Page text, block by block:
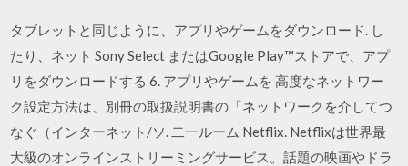
タブレットと同じように、アプリやゲームをダウンロード. し
たり、ネット Sony Select またはGoogle Play™ストアで、アプ
リをダウンロードする 6. アプリやゲームを 高度なネットワー
ク設定方法は、別冊の取扱説明書の「ネットワークを介してつ
なぐ（インターネット/ソ. 二一ルーム Netflix. Netflixは世界最
大級のオンラインストリーミングサービス。話題の映画やドラ